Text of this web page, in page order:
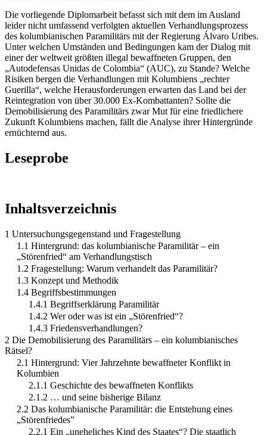
Die vorliegende Diplomarbeit befasst sich mit dem im Ausland
leider nicht umfassend verfolgten aktuellen Verhandlungsprozess
des kolumbianischen Paramilitärs mit der Regierung Álvaro Uribes.
Unter welchen Umständen und Bedingungen kam der Dialog mit
einer der weltweit größten illegal bewaffneten Gruppen, den
„Autodefensas Unidas de Colombia“ (AUC), zu Stande? Welche
Risiken bergen die Verhandlungen mit Kolumbiens „rechter
Guerilla“, welche Herausforderungen erwarten das Land bei der
Reintegration von über 30.000 Ex-Kombattanten? Sollte die
Demobilisierung des Paramilitärs zwar Mut für eine friedlichere
Zukunft Kolumbiens machen, fällt die Analyse ihrer Hintergründe
ernüchternd aus.
Leseprobe
Inhaltsverzeichnis
1 Untersuchungsgegenstand und Fragestellung
1.1 Hintergrund: das kolumbianische Paramilitär – ein
„Störenfried“ am Verhandlungstisch
1.2 Fragestellung: Warum verhandelt das Paramilitär?
1.3 Konzept und Methodik
1.4 Begriffsbestimmungen
1.4.1 Begriffserklärung Paramilitär
1.4.2 Wer oder was ist ein „Störenfried“?
1.4.3 Friedensverhandlungen?
2 Die Demobilisierung des Paramilitärs – ein kolumbianisches
Rätsel?
2.1 Hintergrund: Vier Jahrzehnte bewaffneter Konflikt in
Kolumbien
2.1.1 Geschichte des bewaffneten Konflikts
2.1.2 … und seine bisherige Bilanz
2.2 Das kolumbianische Paramilitär: die Entstehung eines
„Störenfriedes”
2.2.1 Ein „uneheliches Kind des Staates“? Die staatlich